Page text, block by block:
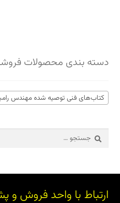
دسته بندی محصولات
کتاب‌های فنی توصیه شده مهندس
جستجو
برای:
ارتباط با واحد فروش و